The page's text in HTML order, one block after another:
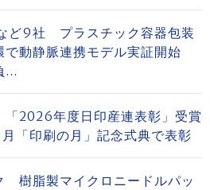
ど9社 プラスチック容器包装
で動静脈連携モデル実証開始
...
2026年度日印産連表彰」受賞
「印刷の月」記念式典で表彰
樹脂製マイクロニードルパッ